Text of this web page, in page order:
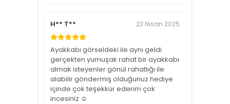
H** T** 23 Nisan 2025
Ayakkabı görseldeki ile aynı geldi
gerçekten yumuşak rahat bir ayakkabı
almak isteyenler gönül rahatlığı ile
alabilir göndermiş olduğunuz hediye
içinde çok teşekkür ederim çok
incesiniz ☺️